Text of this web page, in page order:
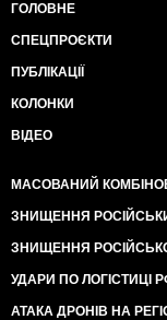
ГОЛОВНЕ
СПЕЦПРОЄКТИ
ПУБЛІКАЦІЇ
КОЛОНКИ
ВІДЕО
МАСОВАНИЙ
ЗНИЩЕННЯ
ЗНИЩЕННЯ
УДАРИ ПО ЛОГІСТИЦІ
АТАКА ДРОНІВ НА